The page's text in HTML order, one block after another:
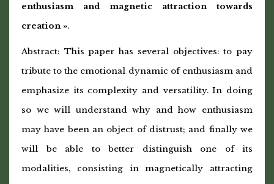
enthusiasm and magnetic attraction towards
creation ».
Abstract: This paper has several objectives: to pay
tribute to the emotional dynamic of enthusiasm and
emphasize its complexity and versatility. In doing
so we will understand why and how enthusiasm
may have been an object of distrust; and finally we
will be able to better distinguish one of its
modalities, consisting in magnetically attracting